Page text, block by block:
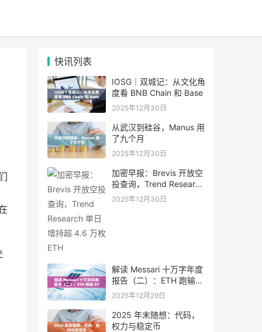
快讯列表
IOSG｜双城记：从文化角
度看 BNB Chain 和 Base
2025年12月30日
从武汉到硅谷，Manus 用
了九个月
2025年12月30日
加密早报：Brevis 开放空
投查询，Trend Research
单日增持超 4.6 万枚 ETH
2025年12月30日
解读 Messari 十万字年度
报告（二）：ETH 跑输
BTC，是边缘化还是定价
2025年12月29日
2025 年末随想：代码，
权力与稳定币